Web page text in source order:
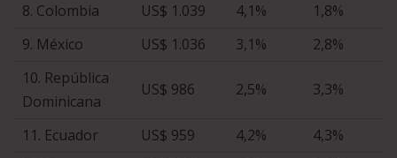
8. Colombia
US$ 1.039 4,1%
1,8%
9. México
US$ 1.036 3,1%
2,8%
10. República
Dominicana
US$ 986 2,5% 3,3%
11. Ecuador US$ 959 4,2%
4,3%